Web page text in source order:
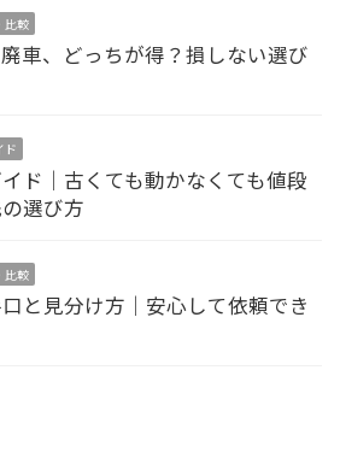
比較
車、どっちが得？損しない選び
ド
ド｜古くても動かなくても値段
選び方
比較
と見分け方｜安心して依頼でき